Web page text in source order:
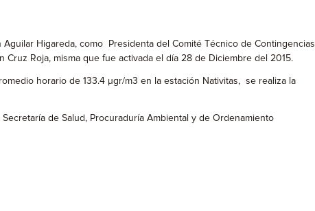
Higareda, como Presidenta del Comité Técnico de Contingencias
Roja, misma que fue activada el día 28 de Diciembre del 2015.
horario de 133.4 µgr/m3 en la estación Nativitas, se realiza la
de Salud, Procuraduría Ambiental y de Ordenamiento